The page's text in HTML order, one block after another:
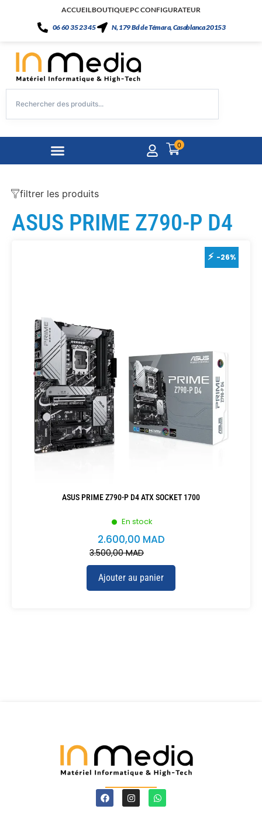
ACCUEILBOUTIQUEPC CONFIGURATEUR
06 60 35 23 45
N, 179 Bd de Témara, Casablanca 20153
0
filtrer les produits
ASUS PRIME Z790-P D4
-26%
En stock
ASUS PRIME Z790-P D4 ATX SOCKET 1700
3.500,00MAD
2.600,00 MAD
Ajouter au panier